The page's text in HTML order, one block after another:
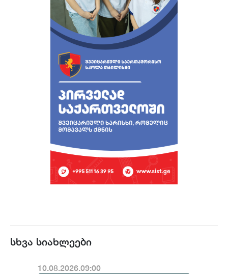
სხვა სიახლეები
10.08.2026.09:00